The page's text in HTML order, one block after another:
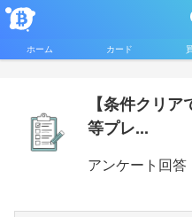
ホーム カード
【条件クリ
等プレ...
アンケート回答